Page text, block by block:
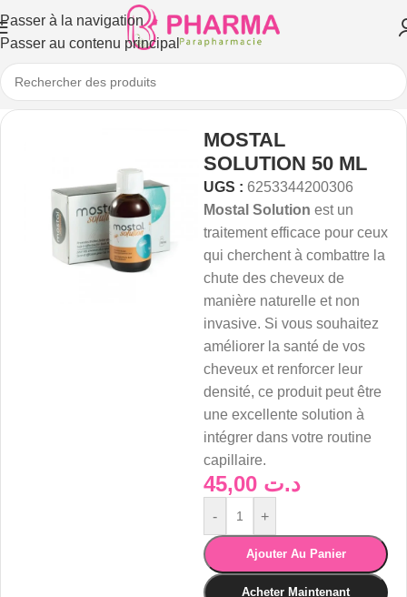
Passer à la navigation
Passer au contenu principal
MOSTAL
SOLUTION 50 ML
UGS : 6253344200306
Mostal Solution est un
traitement efficace pour ceux
qui cherchent à combattre la
chute des cheveux de
manière naturelle et non
invasive. Si vous souhaitez
améliorer la santé de vos
cheveux et renforcer leur
densité, ce produit peut être
une excellente solution à
intégrer dans votre routine
capillaire.
د.ت
- +
Ajouter Au Panier
Acheter Maintenant